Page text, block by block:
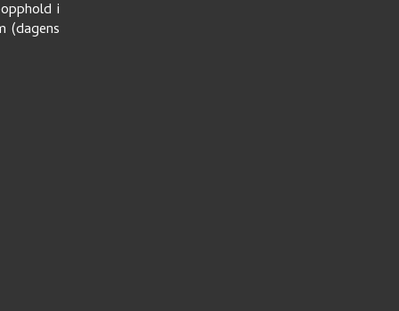
i
(dagens